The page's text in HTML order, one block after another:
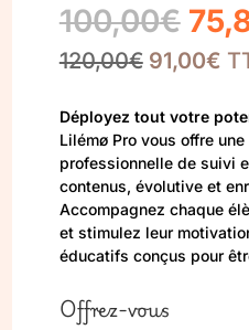
100,00€ Le
prix
120,00€ 91,00€
Déployez tout votre
Lilémø Pro vous offre
professionnelle de suivi
contenus, évolutive et
Accompagnez chaque
et stimulez leur
éducatifs conçus pour
Offrez-vous